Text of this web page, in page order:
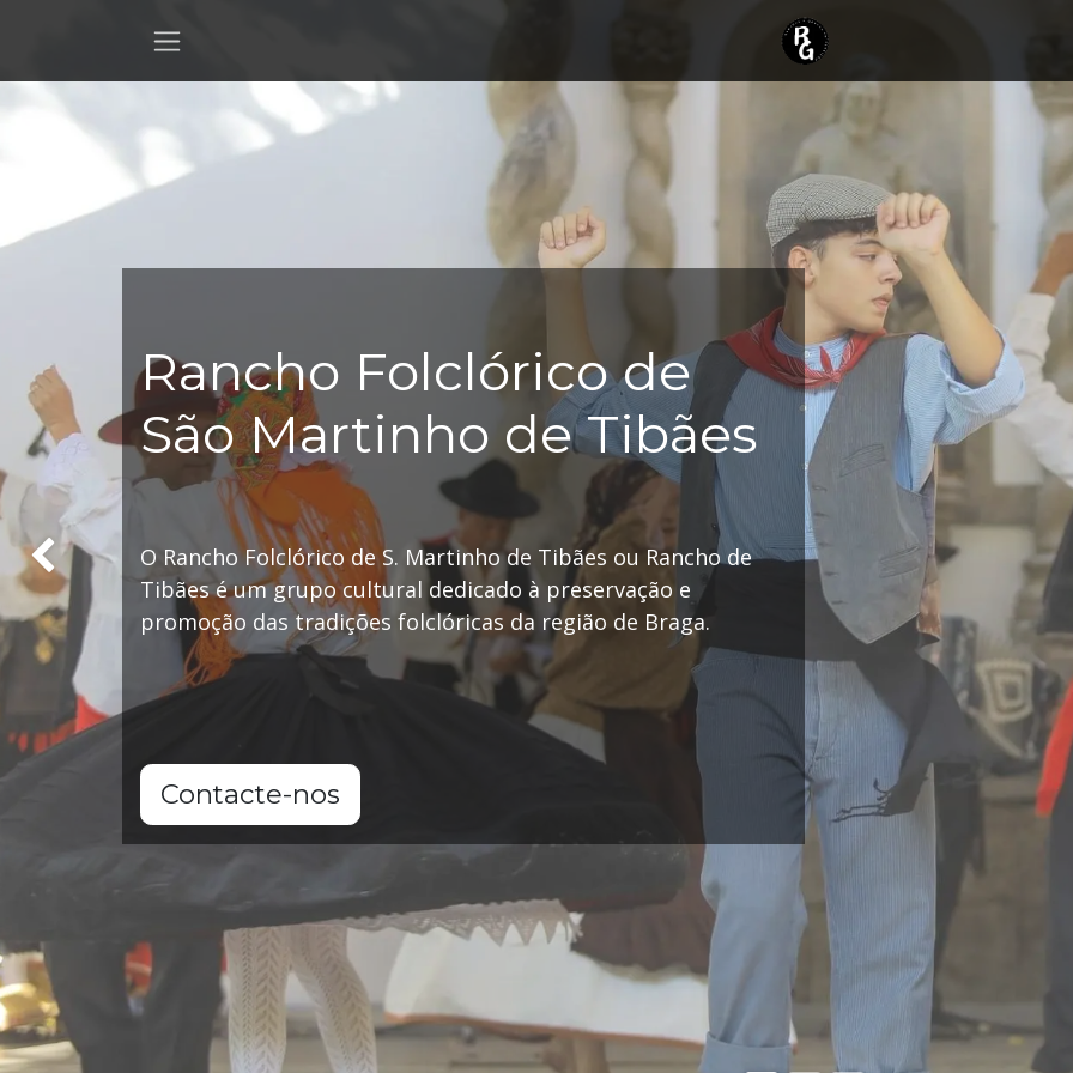
Rancho Folclórico de
São Martinho de Tibães
O Rancho Folclórico de S. Martinho de Tibães ou Rancho de
Tibães é um grupo cultural dedicado à preservação e
promoção das tradições folclóricas da região de Braga.
Contacte-nos
Previous